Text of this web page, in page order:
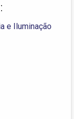
e Iluminação